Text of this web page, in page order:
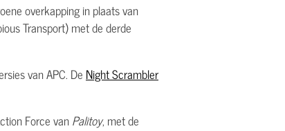
overkapping in plaats van
Transport) met de derde
van APC. De Night Scrambler
Force vanPalitoy, met de